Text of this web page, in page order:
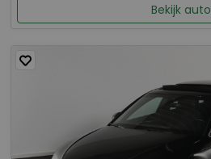
Bekijk auto